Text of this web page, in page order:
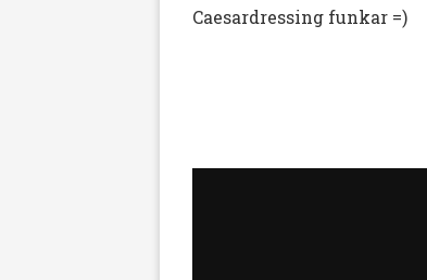
Caesardressing funkar =)